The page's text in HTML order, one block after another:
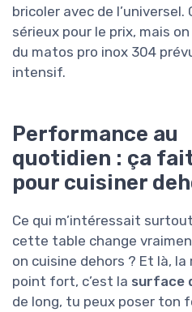
bricoler avec de
sérieux pour le prix, mais
du matos pro inox 304
intensif.
Performance au
quotidien : ça
pour cuisiner
Ce qui m’intéressait
cette table change
on cuisine dehors ? Et là,
point fort, c’est la surface
de long, tu peux poser ton